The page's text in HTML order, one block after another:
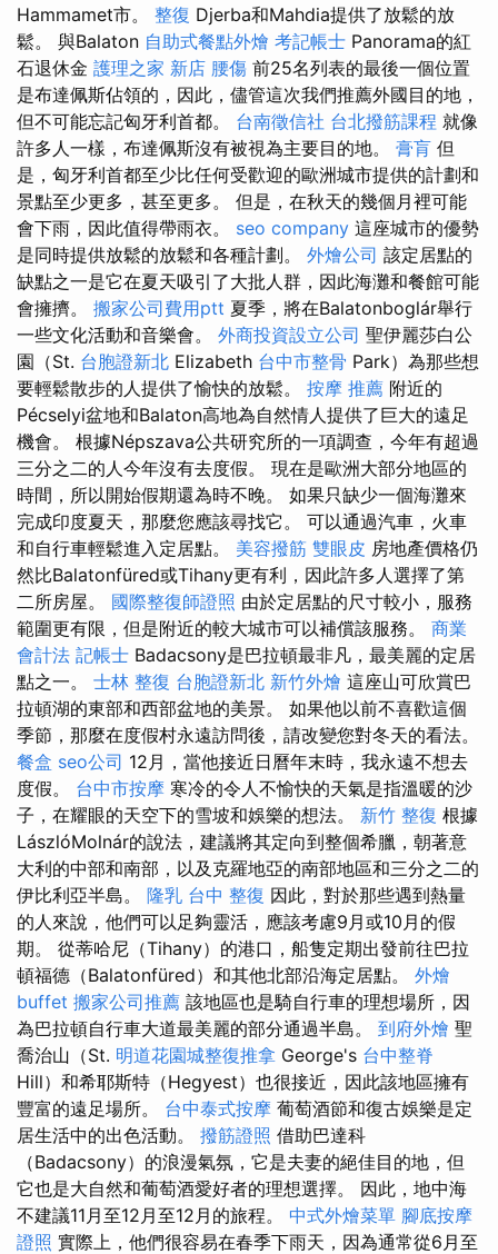
Hammamet市。 整復 Djerba和Mahdia提供了放鬆的放
鬆。 與Balaton 自助式餐點外燴 考記帳士 Panorama的紅
石退休金 護理之家 新店 腰傷 前25名列表的最後一個位置
是布達佩斯佔領的，因此，儘管這次我們推薦外國目的地，
但不可能忘記匈牙利首都。 台南徵信社 台北撥筋課程 就像
許多人一樣，布達佩斯沒有被視為主要目的地。 膏肓 但
是，匈牙利首都至少比任何受歡迎的歐洲城市提供的計劃和
景點至少更多，甚至更多。 但是，在秋天的幾個月裡可能
會下雨，因此值得帶雨衣。 seo company 這座城市的優勢
是同時提供放鬆的放鬆和各種計劃。 外燴公司 該定居點的
缺點之一是它在夏天吸引了大批人群，因此海灘和餐館可能
會擁擠。 搬家公司費用ptt 夏季，將在Balatonboglár舉行
一些文化活動和音樂會。 外商投資設立公司 聖伊麗莎白公
園（St. 台胞證新北 Elizabeth 台中市整骨 Park）為那些想
要輕鬆散步的人提供了愉快的放鬆。 按摩 推薦 附近的
Pécselyi盆地和Balaton高地為自然情人提供了巨大的遠足
機會。 根據Népszava公共研究所的一項調查，今年有超過
三分之二的人今年沒有去度假。 現在是歐洲大部分地區的
時間，所以開始假期還為時不晚。 如果只缺少一個海灘來
完成印度夏天，那麼您應該尋找它。 可以通過汽車，火車
和自行車輕鬆進入定居點。 美容撥筋 雙眼皮 房地產價格仍
然比Balatonfüred或Tihany更有利，因此許多人選擇了第
二所房屋。 國際整復師證照 由於定居點的尺寸較小，服務
範圍更有限，但是附近的較大城市可以補償該服務。 商業
會計法 記帳士 Badacsony是巴拉頓最非凡，最美麗的定居
點之一。 士林 整復 台胞證新北 新竹外燴 這座山可欣賞巴
拉頓湖的東部和西部盆地的美景。 如果他以前不喜歡這個
季節，那麼在度假村永遠訪問後，請改變您對冬天的看法。
餐盒 seo公司 12月，當他接近日曆年末時，我永遠不想去
度假。 台中市按摩 寒冷的令人不愉快的天氣是指溫暖的沙
子，在耀眼的天空下的雪坡和娛樂的想法。 新竹 整復 根據
LászlóMolnár的說法，建議將其定向到整個希臘，朝著意
大利的中部和南部，以及克羅地亞的南部地區和三分之二的
伊比利亞半島。 隆乳 台中 整復 因此，對於那些遇到熱量
的人來說，他們可以足夠靈活，應該考慮9月或10月的假
期。 從蒂哈尼（Tihany）的港口，船隻定期出發前往巴拉
頓福德（Balatonfüred）和其他北部沿海定居點。 外燴
buffet 搬家公司推薦 該地區也是騎自行車的理想場所，因
為巴拉頓自行車大道最美麗的部分通過半島。 到府外燴 聖
喬治山（St. 明道花園城整復推拿 George's 台中整脊
Hill）和希耶斯特（Hegyest）也很接近，因此該地區擁有
豐富的遠足場所。 台中泰式按摩 葡萄酒節和復古娛樂是定
居生活中的出色活動。 撥筋證照 借助巴達科
（Badacsony）的浪漫氣氛，它是夫妻的絕佳目的地，但
它也是大自然和葡萄酒愛好者的理想選擇。 因此，地中海
不建議11月至12月至12月的旅程。 中式外燴菜單 腳底按摩
證照 實際上，他們很容易在春季下雨天，因為通常從6月至